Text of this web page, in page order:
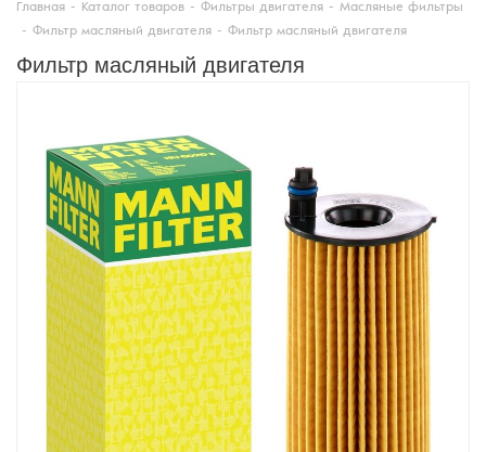
Главная - Каталог товаров - Фильтры двигателя - Масляные фильтры
- Фильтр масляный двигателя - Фильтр масляный двигателя
Фильтр масляный двигателя